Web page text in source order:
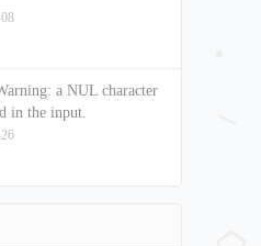
a NUL character
in the input.